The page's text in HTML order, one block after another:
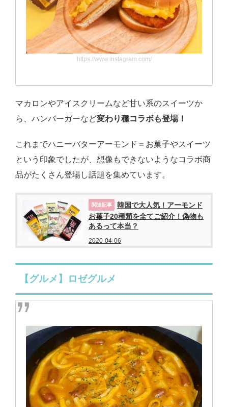
https://www.instagram.com/
マカロンやアイスクリームなど甘い系のスイーツか
ら、ハンバーガーなど変わり種コラボも登場！
これまでハニーバターアーモンド＝お菓子やスイーツ
という印象でしたが、想像もできないようなコラボ商
品がたくさん登場し話題を集めています。
韓国で大人気！アーモンド
お菓子20種類を全てご紹介！偽物も
あるって本当？
2020-04-06
【グルメ】ロゼグルメ